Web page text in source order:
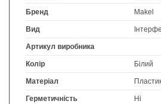
Бренд Makel
Вид
Артикул виробника
Колір Білий
Матеріал
Герметичність Ні